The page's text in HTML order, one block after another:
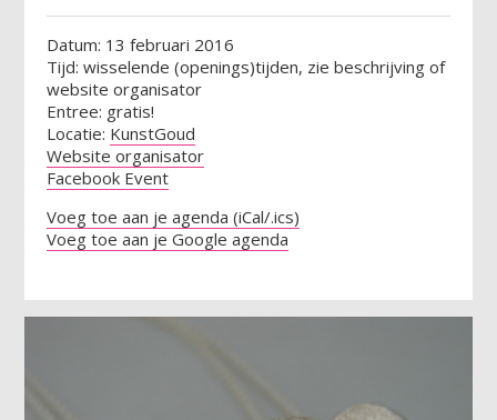
Datum: 13 februari 2016
Tijd: wisselende (openings)tijden, zie beschrijving of
website organisator
Entree: gratis!
Locatie: KunstGoud
Website organisator
Facebook Event
Voeg toe aan je agenda (iCal/.ics)
Voeg toe aan je Google agenda